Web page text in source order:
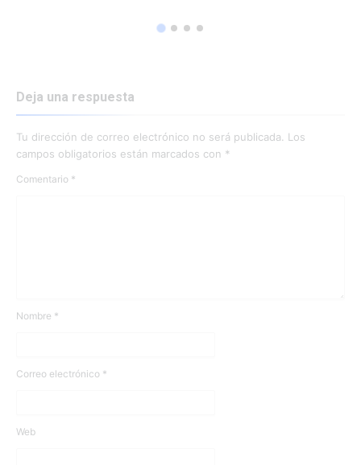
Deja una respuesta
Tu dirección de correo electrónico no será publicada.
Los
campos obligatorios están marcados con *
Comentario *
Nombre *
Correo electrónico *
Web